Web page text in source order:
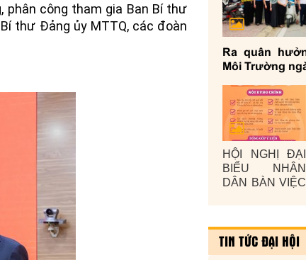
phân công tham gia Ban Bí thư
thư Đảng ủy MTTQ, các đoàn
Ra quân
Môi Trường
HỘI NGHỊ ĐẠI
BIỂU NHÂN
DÂN BÀN VIỆC
VĂN HÓA Ở
CƠ SỞ NĂM
2026
TIN TỨC ĐẠI HỘI